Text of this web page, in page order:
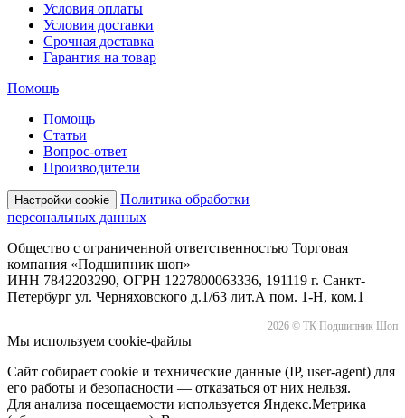
Условия оплаты
Условия доставки
Срочная доставка
Гарантия на товар
Помощь
Помощь
Статьи
Вопрос-ответ
Производители
Настройки cookie
Политика обработки
персональных данных
Общество с ограниченной ответственностью Торговая
компания «Подшипник шоп»
ИНН 7842203290, ОГРН 1227800063336, 191119 г. Санкт-
Петербург ул. Черняховского д.1/63 лит.А пом. 1-Н, ком.1
2026 © ТК Подшипник Шоп
Мы используем cookie-файлы
Сайт собирает cookie и технические данные (IP, user-agent) для
его работы и безопасности — отказаться от них нельзя.
Для анализа посещаемости используется Яндекс.Метрика